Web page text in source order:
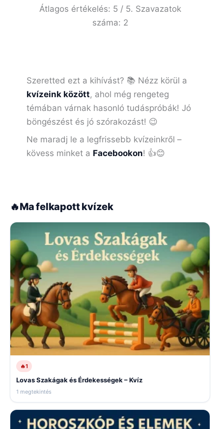
Átlagos értékelés: 5 / 5. Szavazatok
száma: 2
Szeretted ezt a kihívást? 📚 Nézz körül a
kvízeink között, ahol még rengeteg
témában várnak hasonló tudáspróbák! Jó
böngészést és jó szórakozást! 😉
Ne maradj le a legfrissebb kvízeinkről –
kövess minket a Facebookon! 👍😊
🔥Ma felkapott kvízek
🔥1
Lovas Szakágak és Érdekességek – Kvíz
1 megtekintés